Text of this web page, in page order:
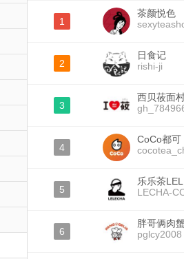
1
茶颜悦色
2
日食记
rishi-ji
3
西贝莜面
4
CoCo都可
5
乐乐茶
LECHA-
6
胖哥俩肉
pglcy2008